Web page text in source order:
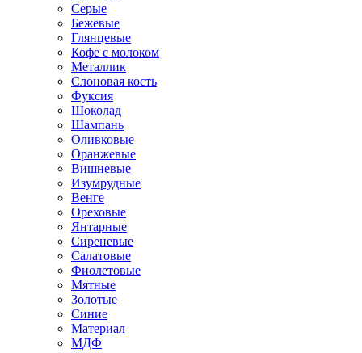
Серые
Бежевые
Глянцевые
Кофе с молоком
Металлик
Слоновая кость
Фуксия
Шоколад
Шампань
Оливковые
Оранжевые
Вишневые
Изумрудные
Венге
Ореховые
Янтарные
Сиреневые
Салатовые
Фиолетовые
Мятные
Золотые
Синие
Материал
МДФ